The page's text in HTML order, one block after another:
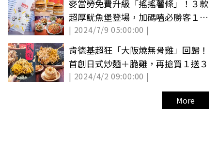
麥當勞免費升級「搖搖薯條」！３款
超厚魷魚堡登場，加碼嗑必勝客１元
烤雞
| 2024/7/9 05:00:00 |
肯德基超狂「大阪燒無骨雞」回歸！
首創日式炒麵＋脆雞，再搶買１送３
| 2024/4/2 09:00:00 |
More